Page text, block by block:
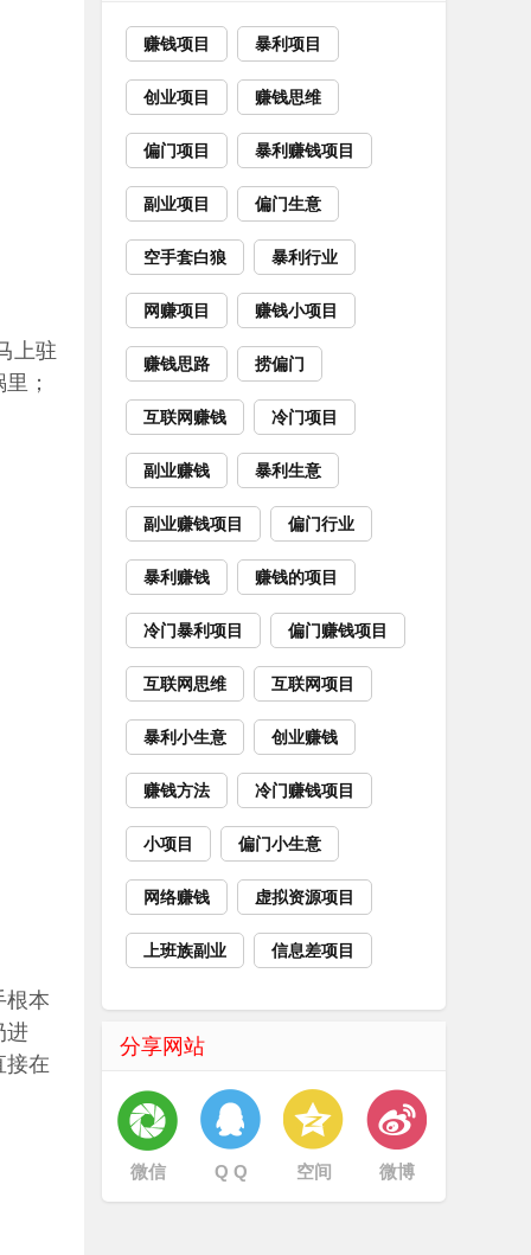
上驻
；
本
进
在
赚钱项目 暴利项目
创业项目 赚钱思维
偏门项目 暴利赚钱项目
副业项目 偏门生意
空手套白狼 暴利行业
网赚项目 赚钱小项目
赚钱思路 捞偏门
互联网赚钱 冷门项目
副业赚钱 暴利生意
副业赚钱项目 偏门行业
暴利赚钱 赚钱的项目
冷门暴利项目 偏门赚钱项目
互联网思维 互联网项目
暴利小生意 创业赚钱
赚钱方法 冷门赚钱项目
小项目 偏门小生意
网络赚钱 虚拟资源项目
上班族副业 信息差项目
分享网站
微信 Q Q 空间 微博